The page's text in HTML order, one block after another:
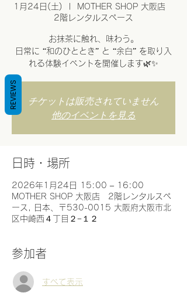
1月24日(土)
MOTHER SHOP 大阪店
2階レンタルスペース
お抹茶に触れ、味わう。
日常に “和のひととき” と “余白” を取り入
れる体験イベントを開催します🌿✨
チケットは販売されていません
他のイベントを見る
日時・場所
2026年1月24日 15:00 – 16:00
MOTHER SHOP 大阪店 2階レンタルスペ
ース, 日本、〒530-0015 大阪府大阪市北
区中崎西４丁目２−１２
参加者
すべて表示
REVIEWS